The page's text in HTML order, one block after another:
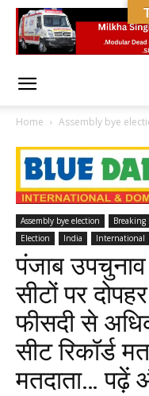
Home Assembly bye
Assembly bye election Breaking
Election
India International
पंजाब
सीटों पर
फीसदी से
सीट रिकॉर्ड
मतदाता…